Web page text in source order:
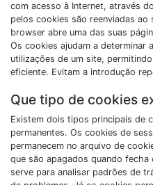
com acesso à Internet, através
pelos cookies são reenviadas
browser abre uma das suas
Os cookies ajudam a determinar
utilizações de um site,
eficiente. Evitam a introdução
Que tipo de cookies
Existem dois tipos principais de
permanentes. Os cookies de
permanecem no arquivo de
que são apagados quando
serve para analisar padrões de